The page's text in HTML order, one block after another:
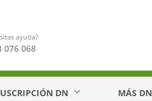
ayuda?
076 068
DN MÁS DN